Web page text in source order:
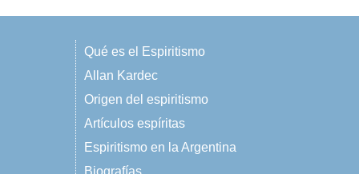
Qué es el Espiritismo
Allan Kardec
Origen del espiritismo
Artículos espíritas
Espiritismo en la Argentina